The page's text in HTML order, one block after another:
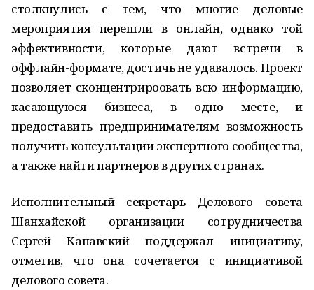
столкнулись с тем, что многие деловые
мероприятия перешли в онлайн, однако той
эффективности, которые дают встречи в
оффлайн-формате, достичь не удавалось. Проект
позволяет сконцентрироовать всю информацию,
касающуюся бизнеса, в одно месте, и
предоставить предпринимателям возможность
получить консультации экспертного сообщества,
а также найти партнеров в других странах.
Исполнительный секретарь Делового совета
Шанхайской организации сотрудничества
Сергей Канавский поддержал инициативу,
отметив, что она сочетается с инициативой
делового совета.